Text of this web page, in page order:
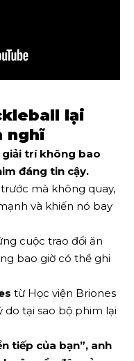
lại
nghĩ
giải trí không bao
đáng tin cậy.
mà không quay,
và khiến nó bay
cuộc trao đổi ăn
bao giờ có thể ghi
từ Học viện Briones
do tại sao bộ phim lại
tiếp của bạn”, anh